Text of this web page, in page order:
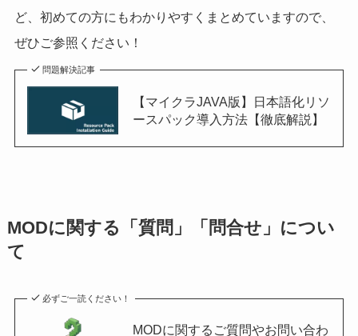
ど、初めての方にもわかりやすくまとめていますので、
ぜひご参照ください！
問題解決記事
【マイクラJAVA版】日本語化リソ
ースパック導入方法【徹底解説】
MODに関する「質問」「問合せ」につい
て
必ずご一読ください！
MODに関するご質問やお問い合わ